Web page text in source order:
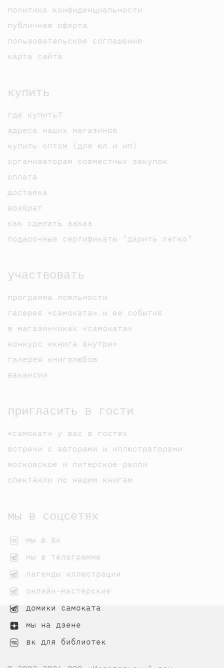
политика конфиденциальности
публичная оферта
пользовательское соглашение
карта сайта
купить
где купить?
адреса наших магазинов
купить оптом (для юл и ип)
организаторам совместных закупок
оплата
доставка
возврат
как сделать заказ
подарочные сертификаты "дарить легко"
участвовать
программа лояльности
галерея «самоката» и ее события
в магазинчиках «самоката»
конкурс «книга внутри»
галерея книголюбов
вакансии
пригласить в гости
«самокат» у вас в гостях
встречи с авторами и иллюстраторами
московское и питерское ралли
спектакли по нашим книгам
мы в соцсетях
мы в вк
мы в телеграмме
легенды иллюстрации
онлайн-мастерские
домики самоката
мы на дзене
вк для библиотек